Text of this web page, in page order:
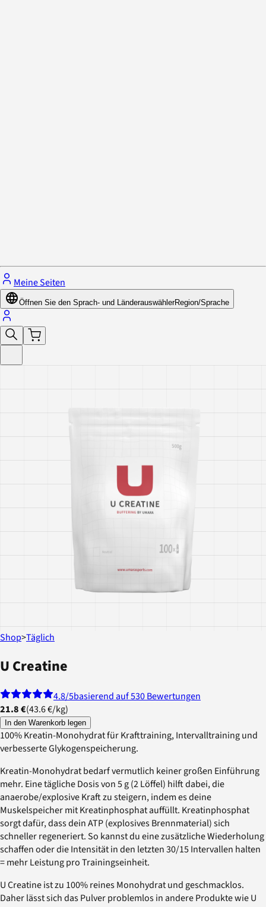
Meine Seiten
Öffnen Sie den Sprach- und LänderauswählerRegion/Sprache
Shop>Täglich
U Creatine
4.8/5basierend auf 530 Bewertungen
21.8 €(43.6 €/kg)
In den Warenkorb legen
100% Kreatin-Monohydrat für Krafttraining, Intervalltraining und
verbesserte Glykogenspeicherung.
Kreatin-Monohydrat bedarf vermutlich keiner großen Einführung
mehr. Eine tägliche Dosis von 5 g (2 Löffel) hilft dabei, die
anaerobe/explosive Kraft zu steigern, indem es deine
Muskelspeicher mit Kreatinphosphat auffüllt. Kreatinphosphat
sorgt dafür, dass dein ATP (explosives Brennmaterial) sich
schneller regeneriert. So kannst du eine zusätzliche Wiederholung
schaffen oder die Intensität in den letzten 30/15 Intervallen halten
= mehr Leistung pro Trainingseinheit.
U Creatine ist zu 100% reines Monohydrat und geschmacklos.
Daher lässt sich das Pulver problemlos in andere Produkte wie U